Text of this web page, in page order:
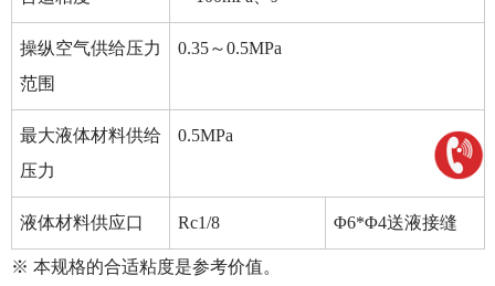
操纵空气供给压力
范围
0.35～0.5MPa
最大液体材料供给
压力
0.5MPa
液体材料供应口 Rc1/8 Φ6*Φ4送液接缝
※ 本规格的合适粘度是参考价值。